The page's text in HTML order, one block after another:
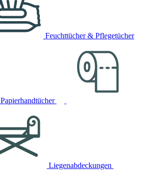
Feuchttücher & Pflegetücher
Papierhandtücher
Liegenabdeckungen